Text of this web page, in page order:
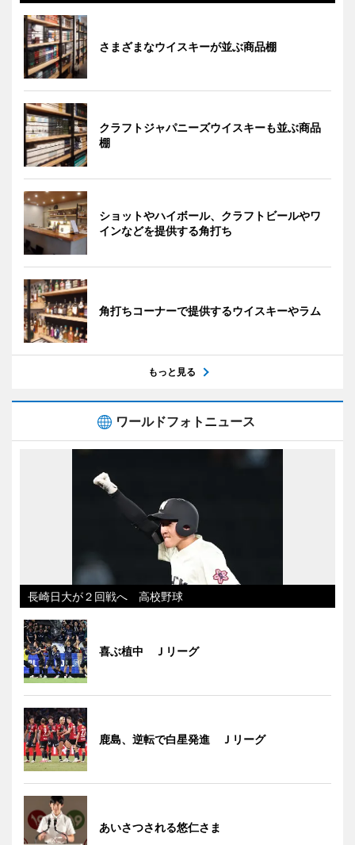
さまざまなウイスキーが並ぶ商品棚
クラフトジャパニーズウイスキーも並ぶ商品
棚
ショットやハイボール、クラフトビールやワ
インなどを提供する角打ち
角打ちコーナーで提供するウイスキーやラム
もっと見る
ワールドフォトニュース
長崎日大が２回戦へ 高校野球
喜ぶ植中 Ｊリーグ
鹿島、逆転で白星発進 Ｊリーグ
あいさつされる悠仁さま